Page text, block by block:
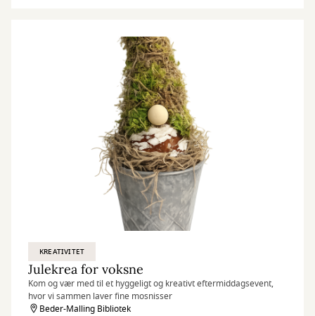
KREATIVITET
Julekrea for voksne
Kom og vær med til et hyggeligt og kreativt eftermiddagsevent,
hvor vi sammen laver fine mosnisser
Beder-Malling Bibliotek